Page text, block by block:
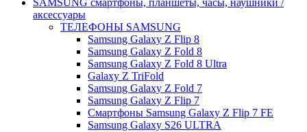
аксессуары
ТЕЛЕФОНЫ SAMSUNG
Samsung Galaxy Z Flip 8
Samsung Galaxy Z Fold 8
Samsung Galaxy Z Fold 8 Ultra
Galaxy Z TriFold
Samsung Galaxy Z Fold 7
Samsung Galaxy Z Flip 7
Смартфоны Samsung Galaxy Z Flip 7 FE
Samsung Galaxy S26 ULTRA